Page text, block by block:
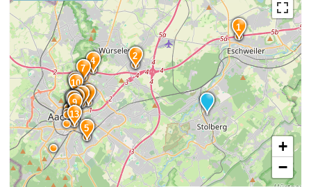
15
14
13
12
11
10
98
7
6
5
4
3
2
1
+
−